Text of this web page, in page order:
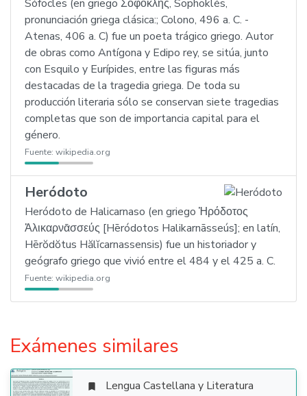
Sófocles (en griego Σοφοκλής, Sophoklés,
pronunciación griega clásica:; Colono, 496 a. C. -
Atenas, 406 a. C) fue un poeta trágico griego. Autor
de obras como Antígona y Edipo rey, se sitúa, junto
con Esquilo y Eurípides, entre las figuras más
destacadas de la tragedia griega. De toda su
producción literaria sólo se conservan siete tragedias
completas que son de importancia capital para el
género.
Fuente: wikipedia.org
Heródoto
Heródoto de Halicarnaso (en griego Ἡρόδοτος
Ἁλικαρνᾱσσεύς [Hēródotos Halikarnāsseús]; en latín,
Hērŏdŏtus Hălĭcarnassensis) fue un historiador y
geógrafo griego que vivió entre el 484 y el 425 a. C.
Fuente: wikipedia.org
Exámenes similares
 Lengua Castellana y Literatura